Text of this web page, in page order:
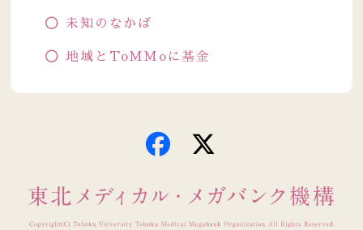
未知のなかば
地域とToMMoに基金